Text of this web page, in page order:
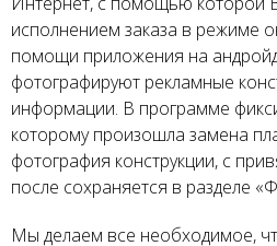
исполнением заказа в режиме
помощи приложения на
фотографируют рекламные
информации. В программе
которому произошла замена
фотография конструкции, с
после сохраняется в разделе
Мы делаем все необходимое,